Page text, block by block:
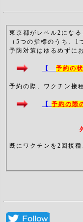
東京都がレベル2にな
（5つの指標のうち、1
予防対策はゆるめずに
【 予約の
予約の際、ワクチン接
【 予約の際
既にワクチンを2回接